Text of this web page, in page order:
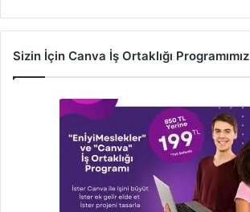
Sizin İçin Canva İş Ortaklığı Programımız